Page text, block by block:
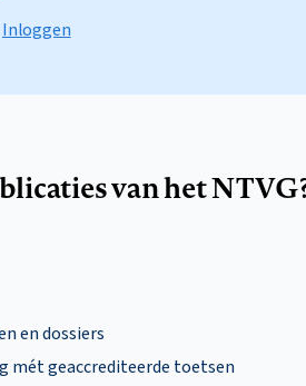
Inloggen
van het
en dossiers
mét geaccrediteerde toetsen